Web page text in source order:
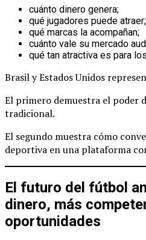
cuánto dinero genera;
qué jugadores puede atraer;
qué marcas la acompañan;
cuánto vale su mercado
qué tan atractiva es para
Brasil y Estados Unidos
El primero demuestra el poder
tradicional.
El segundo muestra cómo
deportiva en una plataforma
El futuro del fútbol
dinero, más
oportunidades